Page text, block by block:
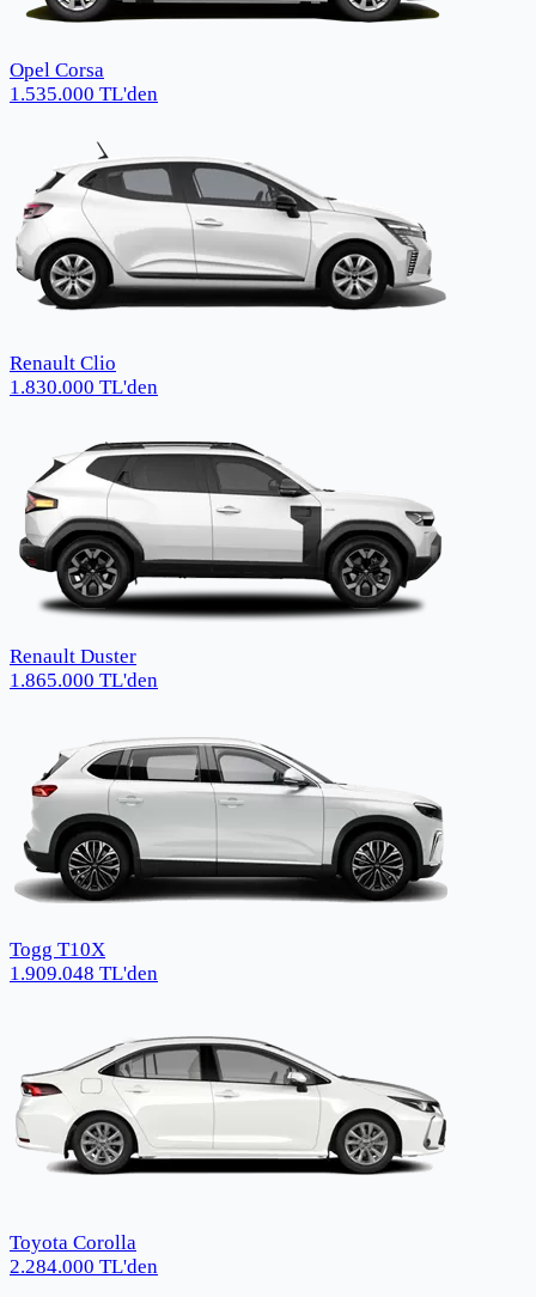
Opel Corsa
1.535.000 TL'den
Renault Clio
1.830.000 TL'den
Renault Duster
1.865.000 TL'den
Togg T10X
1.909.048 TL'den
Toyota Corolla
2.284.000 TL'den